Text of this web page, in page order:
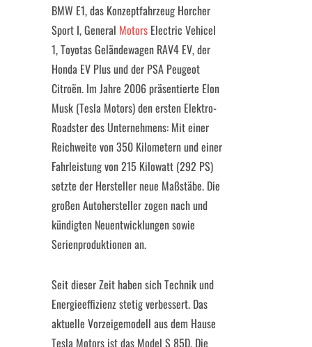
BMW E1, das Konzeptfahrzeug Horcher
Sport I, General Motors Electric Vehicel
1, Toyotas Geländewagen RAV4 EV, der
Honda EV Plus und der PSA Peugeot
Citroën. Im Jahre 2006 präsentierte Elon
Musk (Tesla Motors) den ersten Elektro-
Roadster des Unternehmens: Mit einer
Reichweite von 350 Kilometern und einer
Fahrleistung von 215 Kilowatt (292 PS)
setzte der Hersteller neue Maßstäbe. Die
großen Autohersteller zogen nach und
kündigten Neuentwicklungen sowie
Serienproduktionen an.
Seit dieser Zeit haben sich Technik und
Energieeffizienz stetig verbessert. Das
aktuelle Vorzeigemodell aus dem Hause
Tesla Motors ist das Model S 85D. Die